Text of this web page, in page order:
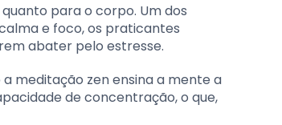
para o corpo. Um dos
e foco, os praticantes
abater pelo estresse.
meditação zen ensina a mente a
de concentração, o que,